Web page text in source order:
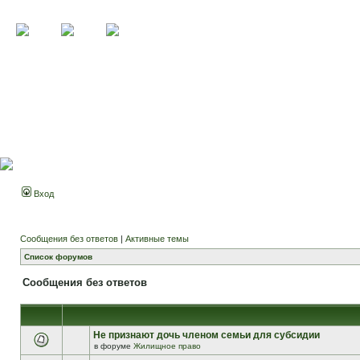
Вход
Сообщения без ответов | Активные темы
Список форумов
Сообщения без ответов
Не признают дочь членом семьи для субсидии
в форуме Жилищное право